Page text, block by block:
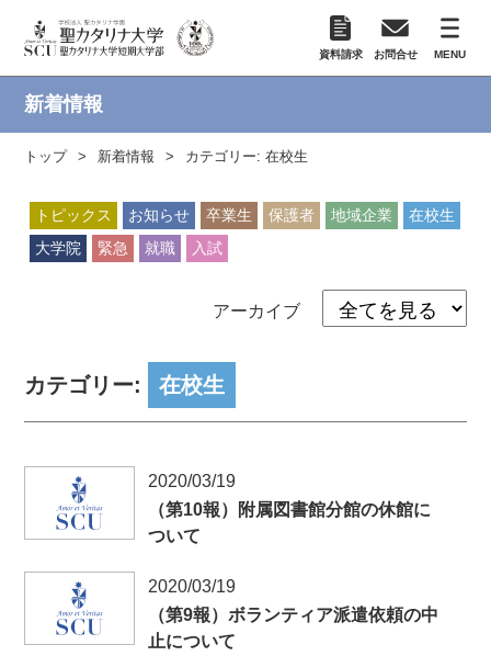
資料請求 お問合せ MENU
新着情報
トップ 新着情報 カテゴリー:在校生
トピックス お知らせ 卒業生 保護者 地域企業
在校生
大学院
緊急 就職 入試
アーカイブ
カテゴリー: 在校生
2020/03/19
（第10報）附属図書館分館の休館に
ついて
2020/03/19
（第9報）ボランティア派遣依頼の中
止について